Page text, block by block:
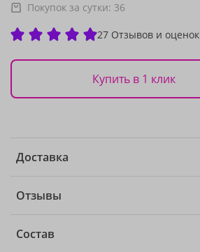
Покупок за сутки: 36
27 Отзывов и оценок
Купить в 1 клик
Доставка
Отзывы
Состав